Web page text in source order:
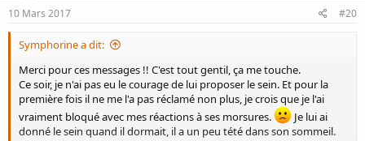
10 Mars 2017 #20
Symphorine a dit:
Merci pour ces messages !! C'est tout gentil, ça me touche.
Ce soir, je n'ai pas eu le courage de lui proposer le sein. Et pour la
première fois il ne me l'a pas réclamé non plus, je crois que je l'ai
vraiment bloqué avec mes réactions à ses morsures.
Je lui ai
donné le sein quand il dormait, il a un peu tété dans son sommeil.